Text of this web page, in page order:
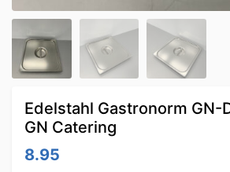
Edelstahl Gastronorm GN-
GN Catering
8.95